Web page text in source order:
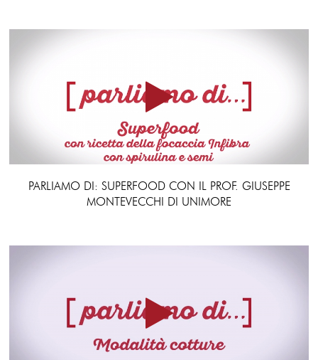
PARLIAMO DI: SUPERFOOD CON IL PROF. GIUSEPPE
MONTEVECCHI DI UNIMORE